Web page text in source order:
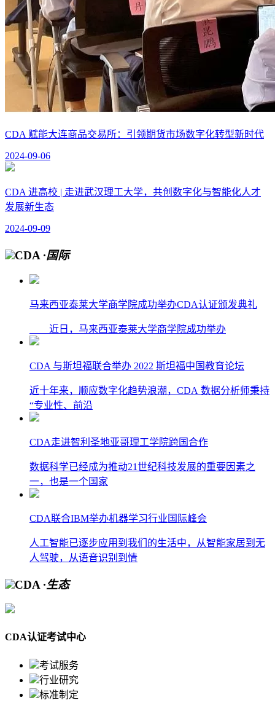
CDA 赋能大连商品交易所：引领期货市场数字化转型新时代
2024-09-06
CDA 进高校 | 走进武汉理工大学，共创数字化与智能化人才
发展新生态
2024-09-09
CDA ·国际
马来西亚泰莱大学商学院成功举办CDA认证颁发典礼
近日，马来西亚泰莱大学商学院成功举办
CDA 与斯坦福联合举办 2022 斯坦福中国教育论坛
近十年来，顺应数字化趋势浪潮，CDA 数据分析师秉持
“专业性、前沿
CDA走进智利圣地亚哥理工学院跨国合作
数据科学已经成为推动21世纪科技发展的重要因素之
一，也是一个国家
CDA联合IBM举办机器学习行业国际峰会
人工智能已逐步应用到我们的生活中，从智能家居到无
人驾驶，从语音识别到情
CDA ·生态
CDA认证考试中心
考试服务
行业研究
标准制定